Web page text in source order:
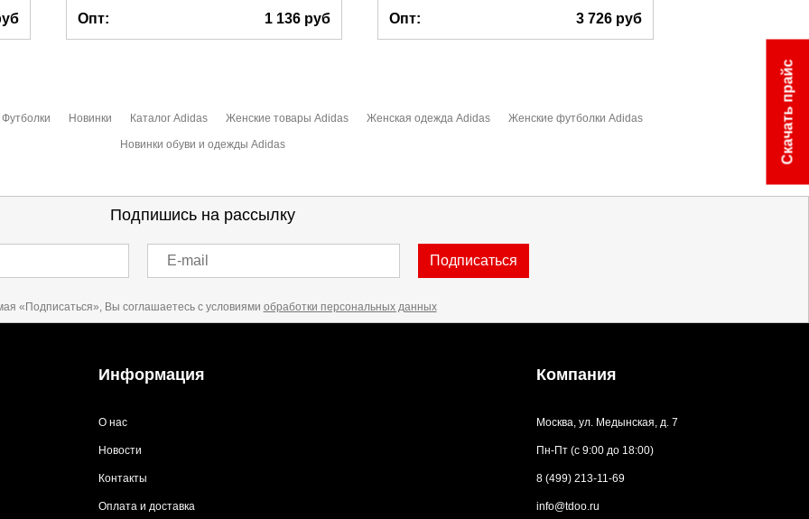
Опт:
1 136 руб
Опт:
3 726 руб
Футболки Новинки Каталог Adidas Женские товары Adidas Женская одежда Adidas Женские футболки Adidas
Новинки обуви и одежды Adidas
Подпишись на рассылку
E-mail Подписаться
«Подписаться», Вы соглашаетесь с условиями обработки персональных данных
Информация
О нас
Новости
Контакты
Оплата и доставка
Компания
Москва, ул. Медынская, д. 7
Пн-Пт (с 9:00 до 18:00)
8 (499) 213-11-69
info@tdoo.ru
Скачать прайс